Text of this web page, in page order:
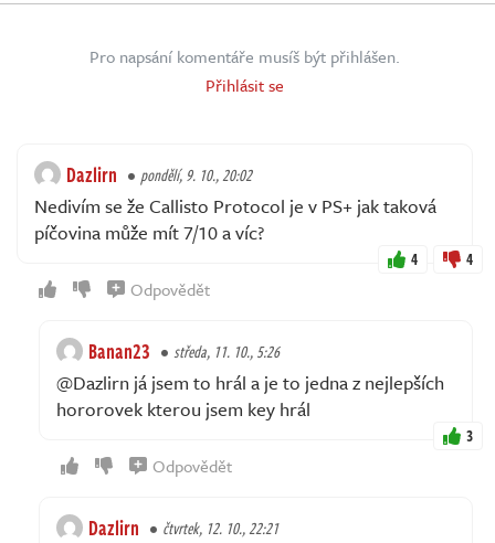
Pro napsání komentáře musíš být přihlášen.
Přihlásit se
Dazlirn pondělí, 9. 10., 20:02
Nedivím se že Callisto Protocol je v PS+ jak taková
píčovina může mít 7/10 a víc?
4 4
Odpovědět
Banan23 středa, 11. 10., 5:26
@Dazlirn já jsem to hrál a je to jedna z nejlepších
hororovek kterou jsem key hrál
3
Odpovědět
Dazlirn čtvrtek, 12. 10., 22:21